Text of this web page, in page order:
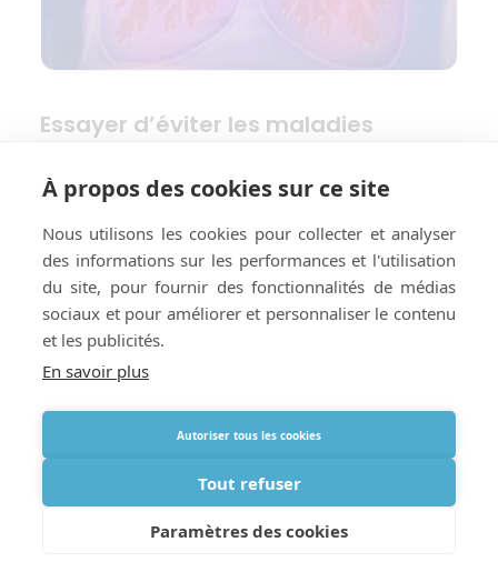
Essayer d’éviter les maladies
À propos des cookies sur ce site
Nous utilisons les cookies pour collecter et analyser
des informations sur les performances et l'utilisation
du site, pour fournir des fonctionnalités de médias
sociaux et pour améliorer et personnaliser le contenu
et les publicités.
En savoir plus
Autoriser tous les cookies
Tout refuser
Paramètres des cookies